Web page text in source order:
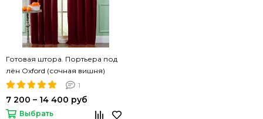
Готовая штора. Портьера под
лён Oxford (сочная вишня)
1
7 200 – 14 400 руб
Выбрать